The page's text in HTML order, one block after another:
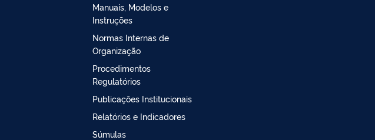
Manuais, Modelos e
Instruções
Normas Internas de
Organização
Procedimentos
Regulatórios
Publicações Institucionais
Relatórios e Indicadores
Súmulas